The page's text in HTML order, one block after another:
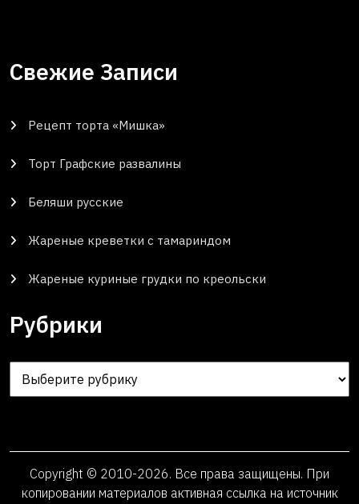
Свежие Записи
Рецепт торта «Мишка»
Торт Графские развалины
Беляши русские
Жареные креветки с тамариндом
Жареные куриные грудки по креольски
Рубрики
Рубрики
Copyright © 2010-2026. Все права защищены. При
копировании материалов активная ссылка на источник